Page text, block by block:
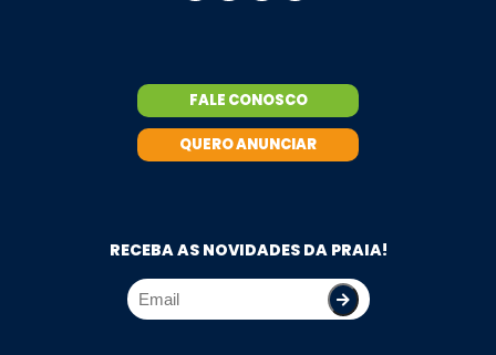
FALE CONOSCO
QUERO ANUNCIAR
RECEBA AS NOVIDADES DA PRAIA!